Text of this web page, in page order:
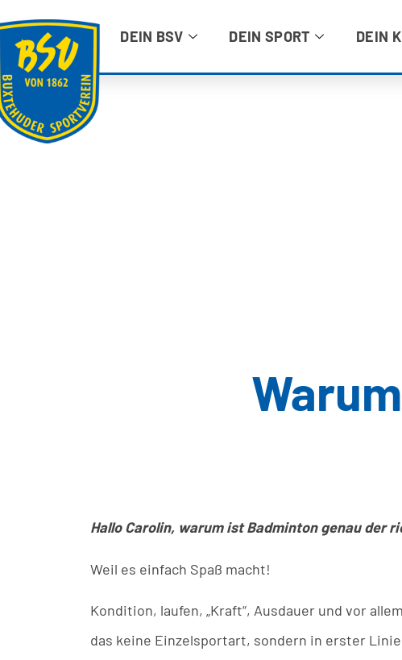
DEIN BSV DEIN SPORT DEIN
Hallo Carolin, warum ist Badminton genau der
Weil es einfach Spaß macht!
Kondition, laufen, „Kraft“, Ausdauer und vor
das keine Einzelsportart, sondern in erster